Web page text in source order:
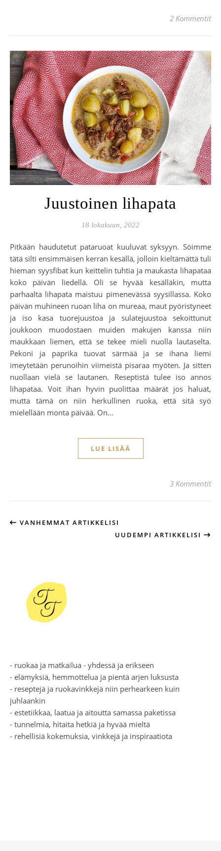
2 Kommentit
Juustoinen lihapata
18 lokakuun, 2022
Pitkään haudutetut pataruoat kuuluvat syksyyn. Söimme
tätä silti ensimmäisen kerran kesällä, jolloin kieltämättä tuli
hieman syysfibat kun keittelin tuhtia ja maukasta lihapataa
koko päivän liedellä. Oli se hyvää kesälläkin, mutta
parhaalta lihapata maistuu pimenevässä syysillassa. Koko
päivän muhineen ruoan liha on mureaa, maut pyöristyneet
ja iso kasa tuorejuustoa ja sulatejuustoa sekoittunut
joukkoon muodostaen muiden makujen kanssa niin
maukkaan liemen, että se tekee mieli nuolla lautaselta.
Pekoni ja paprika tuovat särmää ja se ihana liemi
imeytetään perunoihin viimeistä pisaraa myöten. Ja sitten
nuollaan vielä se lautanen. Reseptistä tulee iso annos
lihapataa. Voit ihan hyvin puolittaa määrät jos haluat,
mutta tämä on niin herkullinen ruoka, että sitä syö
mielellään monta päivää. On…
LUE LISÄÄ
3 Kommentit
VANHEMMAT ARTIKKELISI
UUDEMPI ARTIKKELISI
- ruokaa ja matkailua - yhdessä ja erikseen
- elämyksiä, hemmottelua ja pientä arjen luksusta
- reseptejä ja ruokavinkkejä niin perhearkeen kuin
juhlaankin
- estetiikkaa, laatua ja aitoutta samassa paketissa
- tunnelmia, hitaita hetkiä ja hyvää mieltä
- rehellisiä kokemuksia, vinkkejä ja inspiraatiota